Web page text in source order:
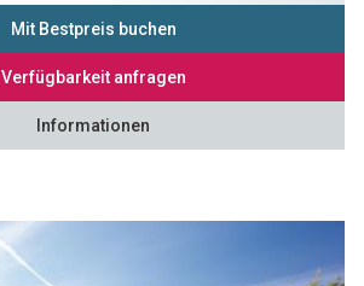
Mit Bestpreis buchen
Verfügbarkeit anfragen
Informationen